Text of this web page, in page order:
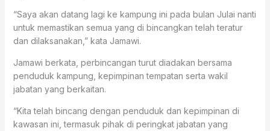
“Saya akan datang lagi ke kampung ini pada bulan Julai nanti
untuk memastikan semua yang di bincangkan telah teratur
dan dilaksanakan,” kata Jamawi.
Jamawi berkata, perbincangan turut diadakan bersama
penduduk kampung, kepimpinan tempatan serta wakil
jabatan yang berkaitan.
“Kita telah bincang dengan penduduk dan kepimpinan di
kawasan ini, termasuk pihak di peringkat jabatan yang